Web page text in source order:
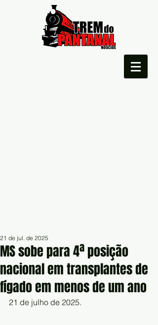
MS sobe para 4ª posição
nacional em transplantes de
fígado em menos de um ano
21 de jul. de 2025
21 de julho de 2025.